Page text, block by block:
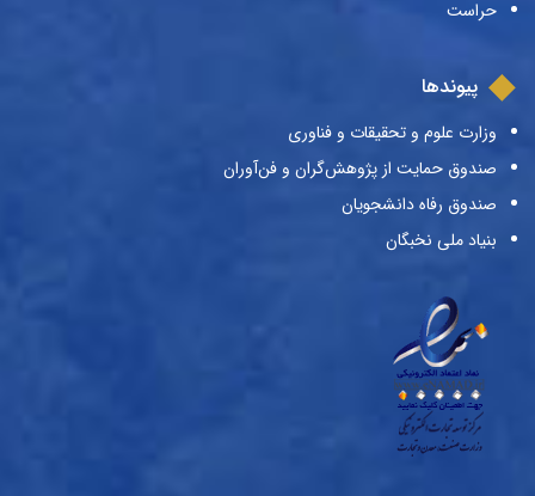
حراست
پیوندها
وزارت علوم و تحقیقات و فناوری
صندوق حمایت از پژوهش‌گران و فن‌آوران
صندوق رفاه دانشجویان
بنیاد ملی نخبگان